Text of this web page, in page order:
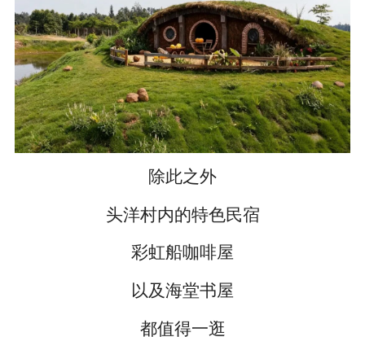
除此之外
头洋村内的特色民宿
彩虹船咖啡屋
以及海堂书屋
都值得一逛